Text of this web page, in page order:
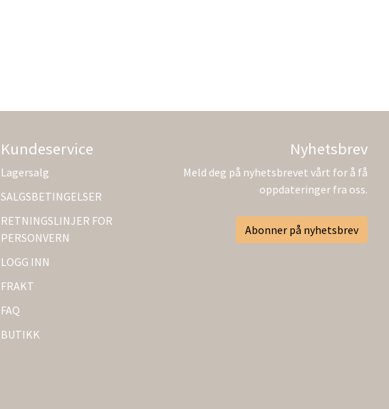
Kundeservice
Lagersalg
SALGSBETINGELSER
RETNINGSLINJER FOR
PERSONVERN
LOGG INN
FRAKT
FAQ
BUTIKK
Nyhetsbrev
Meld deg på nyhetsbrevet vårt for å få
oppdateringer fra oss.
Abonner på nyhetsbrev